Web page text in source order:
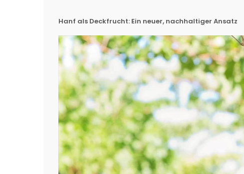
Hanf als Deckfrucht: Ein neuer, nachhaltiger Ansatz